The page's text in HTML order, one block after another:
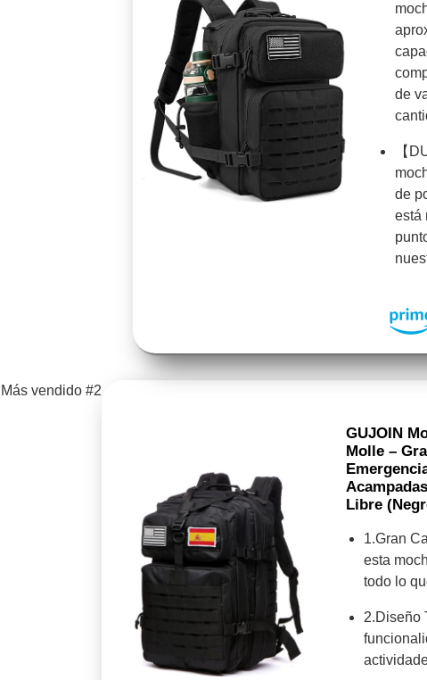
de
【
de
está
Más vendido #2
GUJOIN
Molle –
Libre
1.Gran
esta
todo lo
2.Diseño